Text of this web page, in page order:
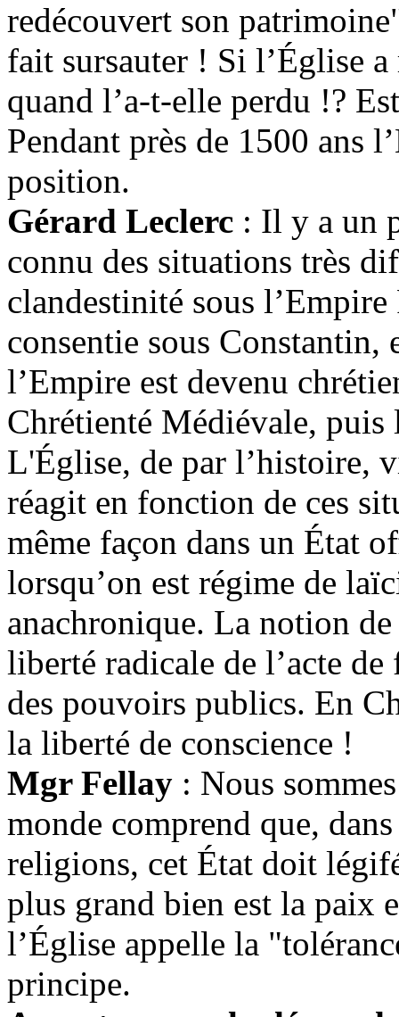
redécouvert son
fait sursauter ! Si l’Église
quand l’a-t-elle perdu !?
Pendant près de 1500 ans
position.
Gérard Leclerc : Il y a un
connu des situations très
clandestinité sous
consentie sous Constantin,
l’Empire est devenu
Chrétienté Médiévale,
L'Église, de par l’histoire,
réagit en fonction de ces
même façon dans un État
lorsqu’on est régime de
anachronique. La notion
liberté radicale de l’acte
des pouvoirs publics. En
la liberté de conscience !
Mgr Fellay : Nous
monde comprend que,
religions, cet État doit
plus grand bien est la paix
l’Église appelle la
principe.